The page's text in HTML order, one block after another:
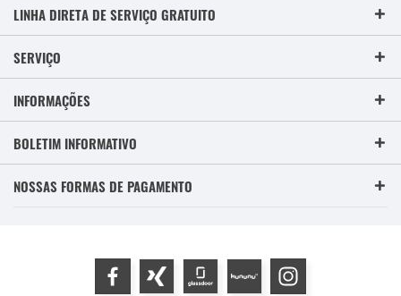
LINHA DIRETA DE SERVIÇO GRATUITO
SERVIÇO
INFORMAÇÕES
BOLETIM INFORMATIVO
NOSSAS FORMAS DE PAGAMENTO